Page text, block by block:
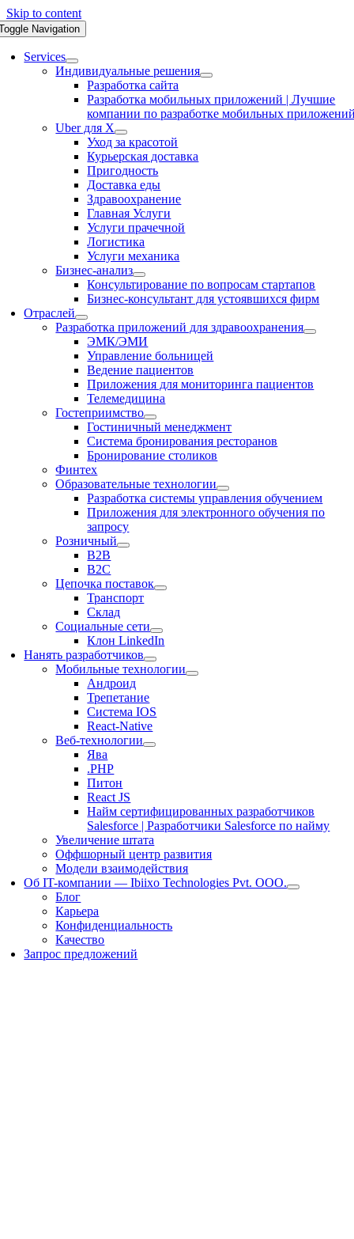
Skip to content
Navigation
Services
Индивидуальные решения
Разработка сайта
Разработка мобильных приложений | Лучшие
компании по разработке мобильных
Uber для X
Уход за красотой
Курьерская доставка
Пригодность
Доставка еды
Здравоохранение
Главная Услуги
Услуги прачечной
Логистика
Услуги механика
Бизнес-анализ
Консультирование по вопросам стартапов
Бизнес-консультант для устоявшихся фирм
Отраслей
Разработка приложений для здравоохранения
ЭМК/ЭМИ
Управление больницей
Ведение пациентов
Приложения для мониторинга пациентов
Телемедицина
Гостеприимство
Гостиничный менеджмент
Система бронирования ресторанов
Бронирование столиков
Финтех
Образовательные технологии
Разработка системы управления обучением
Приложения для электронного обучения по
запросу
Розничный
В2В
В2С
Цепочка поставок
Транспорт
Склад
Социальные сети
Клон LinkedIn
Нанять разработчиков
Мобильные технологии
Андроид
Трепетание
Система IOS
React-Native
Веб-технологии
Ява
.PHP
Питон
React JS
Найм сертифицированных разработчиков
Salesforce | Разработчики Salesforce по найму
Увеличение штата
Оффшорный центр развития
Модели взаимодействия
Об IT-компании — Ibiixo Technologies Pvt. ООО.
Блог
Карьера
Конфиденциальность
Качество
Запрос предложений